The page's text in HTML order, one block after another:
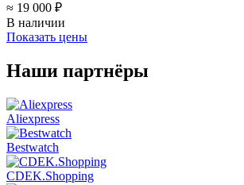
≈ 19 000 ₽
В наличии
Показать цены
Наши партнёры
Aliexpress
Bestwatch
CDEK.Shopping